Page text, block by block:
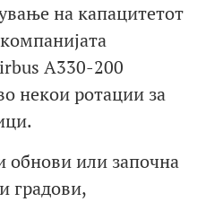
на капацитетот
A330-200
некои ротации за
обнови или започна
градови,